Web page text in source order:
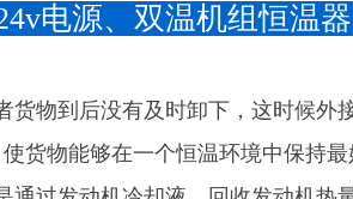
电源、双温机组恒温器
货物到后没有及时卸下，这时候
货物能够在一个恒温环境中保持最